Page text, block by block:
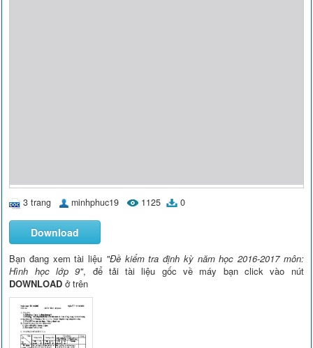
3 trang minhphuc19 1125 0
Download
Bạn đang xem tài liệu "Đề kiểm tra định kỳ năm học 2016-2017 môn:
Hình học lớp 9", để tải tài liệu gốc về máy bạn click vào nút
DOWNLOAD ở trên